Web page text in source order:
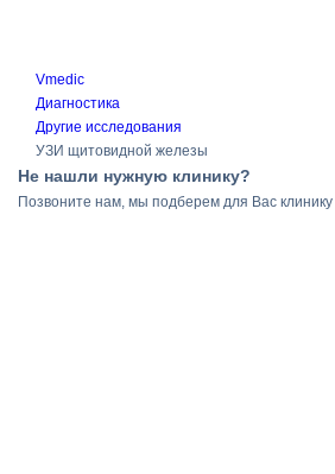
Vmedic
Диагностика
Другие исследования
УЗИ щитовидной железы
Не нашли нужную клинику?
Позвоните нам, мы подберем для Вас